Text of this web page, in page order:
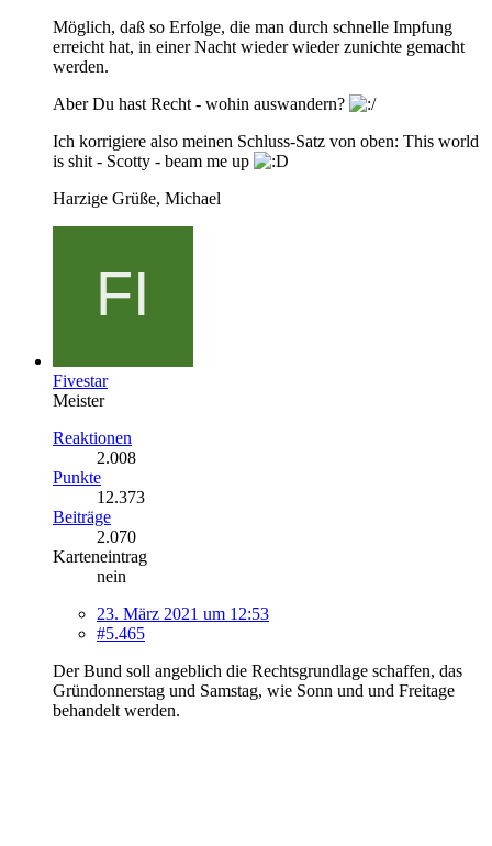
Möglich, daß so Erfolge, die man durch schnelle Impfung
erreicht hat, in einer Nacht wieder wieder zunichte gemacht
werden.
Aber Du hast Recht - wohin auswandern?
Ich korrigiere also meinen Schluss-Satz von oben: This world
is shit - Scotty - beam me up
Harzige Grüße, Michael
Fivestar
Meister
Reaktionen
2.008
Punkte
12.373
Beiträge
2.070
Karteneintrag
nein
23. März 2021 um 12:53
#5.465
Der Bund soll angeblich die Rechtsgrundlage schaffen, das
Gründonnerstag und Samstag, wie Sonn und und Freitage
behandelt werden.